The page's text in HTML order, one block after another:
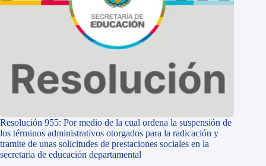
Resolución 955: Por medio de la cual ordena la suspensión de
los términos administrativos otorgados para la radicación y
tramite de unas solicitudes de prestaciones sociales en la
secretaria de educación departamental